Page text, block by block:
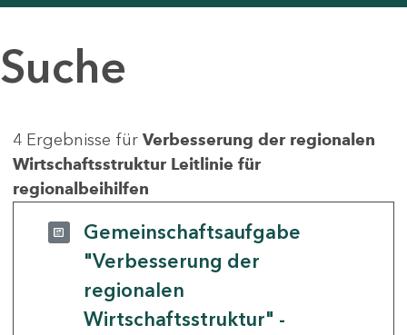
Suche
4 Ergebnisse für Verbesserung der regionalen
Wirtschaftsstruktur Leitlinie für
regionalbeihilfen
Gemeinschaftsaufgabe
"Verbesserung der
regionalen
Wirtschaftsstruktur" -